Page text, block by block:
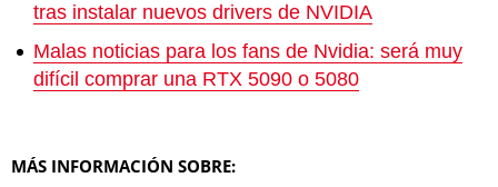
tras instalar nuevos drivers de NVIDIA
Malas noticias para los fans de Nvidia: será muy
difícil comprar una RTX 5090 o 5080
MÁS INFORMACIÓN SOBRE: